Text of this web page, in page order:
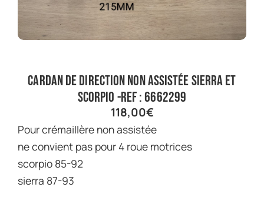
cardan de direction non assistée sierra et
scorpio -ref : 6662299
118,00€
pour crémaillère non assistée
ne convient pas pour 4 roue motrices
scorpio 85-92
sierra 87-93